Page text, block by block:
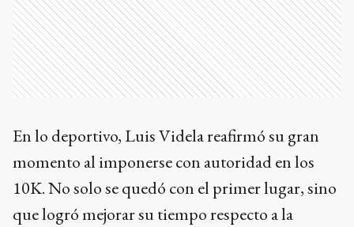
En lo deportivo, Luis Videla reafirmó su gran
momento al imponerse con autoridad en los
10K. No solo se quedó con el primer lugar, sino
que logró mejorar su tiempo respecto a la